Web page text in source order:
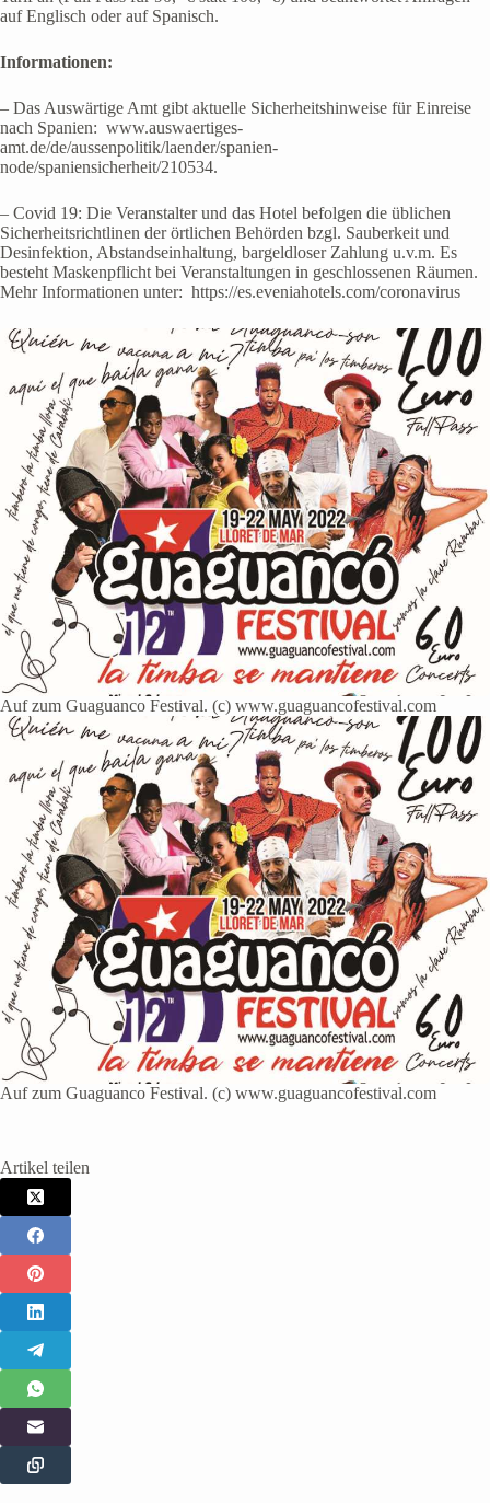
auf Englisch oder auf Spanisch.
Informationen:
– Das Auswärtige Amt gibt aktuelle Sicherheitshinweise für Einreise
nach Spanien: www.auswaertiges-
amt.de/de/aussenpolitik/laender/spanien-
node/spaniensicherheit/210534.
– Covid 19: Die Veranstalter und das Hotel befolgen die üblichen
Sicherheitsrichtlinen der örtlichen Behörden bzgl. Sauberkeit und
Desinfektion, Abstandseinhaltung, bargeldloser Zahlung u.v.m. Es
besteht Maskenpflicht bei Veranstaltungen in geschlossenen Räumen.
Mehr Informationen unter: https://es.eveniahotels.com/coronavirus
Auf zum Guaguanco Festival. (c) www.guaguancofestival.com
Auf zum Guaguanco Festival. (c) www.guaguancofestival.com
Artikel teilen